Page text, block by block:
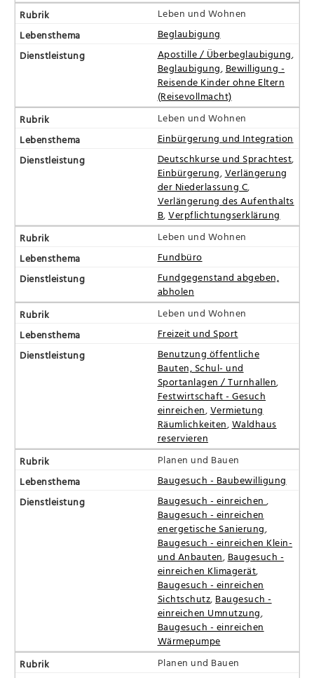
Leben und Wohnen
Beglaubigung
Apostille / Überbeglaubigung,
Beglaubigung, Bewilligung -
Reisende Kinder ohne Eltern
(Reisevollmacht)
Leben und Wohnen
Einbürgerung und Integration
Deutschkurse und Sprachtest,
Einbürgerung,Verlängerung
der Niederlassung C,
Verlängerung des Aufenthalts
B,Verpflichtungserklärung
Leben und Wohnen
Fundbüro
Fundgegenstand abgeben,
abholen
Leben und Wohnen
Freizeit und Sport
Benutzung öffentliche
Bauten, Schul- und
Sportanlagen / Turnhallen,
Festwirtschaft - Gesuch
einreichen,Vermietung
Räumlichkeiten,Waldhaus
reservieren
Planen und Bauen
Baugesuch - Baubewilligung
Baugesuch - einreichen,
Baugesuch - einreichen
energetische Sanierung,
Baugesuch - einreichen Klein-
und Anbauten, Baugesuch -
einreichen Klimagerät,
Baugesuch - einreichen
Sichtschutz, Baugesuch -
einreichen Umnutzung,
Baugesuch - einreichen
Wärmepumpe
Planen und Bauen